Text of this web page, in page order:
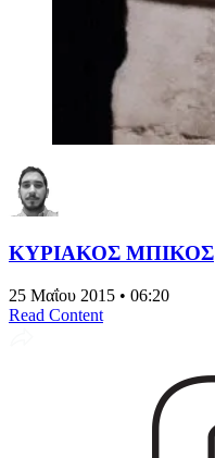
ΚΥΡΙΑΚΟΣ ΜΠΙΚΟΣ
25 Μαΐου 2015 • 06:20
Read Content